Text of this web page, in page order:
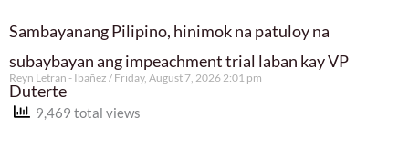
Sambayanang Pilipino, hinimok na patuloy na
subaybayan ang impeachment trial laban kay VP
Duterte
Reyn Letran - Ibañez Friday, August 7, 2026 2:01 pm
9,469 total views